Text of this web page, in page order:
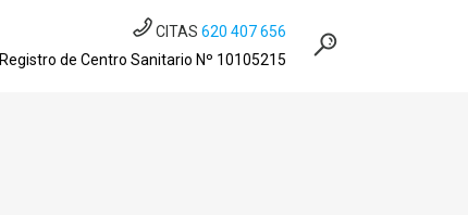
CITAS 620 407 656
Registro de Centro Sanitario Nº 10105215